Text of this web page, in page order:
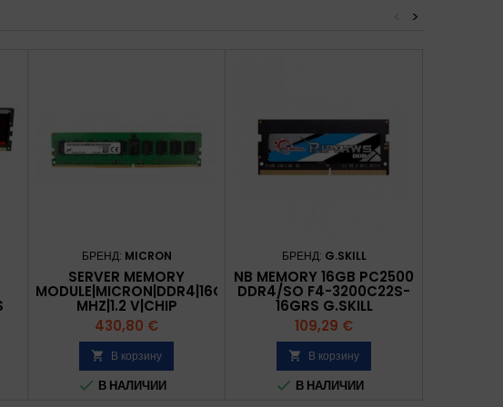
>
БРЕНД: MICRON
SERVER MEMORY
MODULE|MICRON|DDR4|16GB|RDIMM/ECC|3200
MHZ|1.2 V|CHIP
ORGANIZATION
2048MX72|MTA18ASF2G72PDZ-
3G2R
Цена
430,80 €
 В корзину
 В НАЛИЧИИ
БРЕНД: G.SKILL
NB MEMORY 16GB PC2500
DDR4/SO F4-3200C22S-
16GRS G.SKILL
Цена
109,29 €
 В корзину
 В НАЛИЧИИ